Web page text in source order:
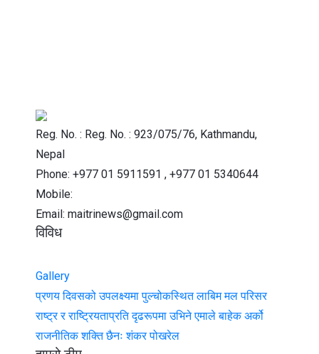
Reg. No. : Reg. No. : 923/075/76, Kathmandu,
Nepal
Phone: +977 01 5911591 , +977 01 5340644
Mobile:
Email: maitrinews@gmail.com
विविध
Gallery
प्रणय दिवसको उपलक्ष्यमा पुल्चोकस्थित लाबिम मल परिसर
राष्ट्र र राष्ट्रियताप्रति दृढरूपमा उभिने एमाले बाहेक अर्को
राजनीतिक शक्ति छैनः शंकर पोखरेल